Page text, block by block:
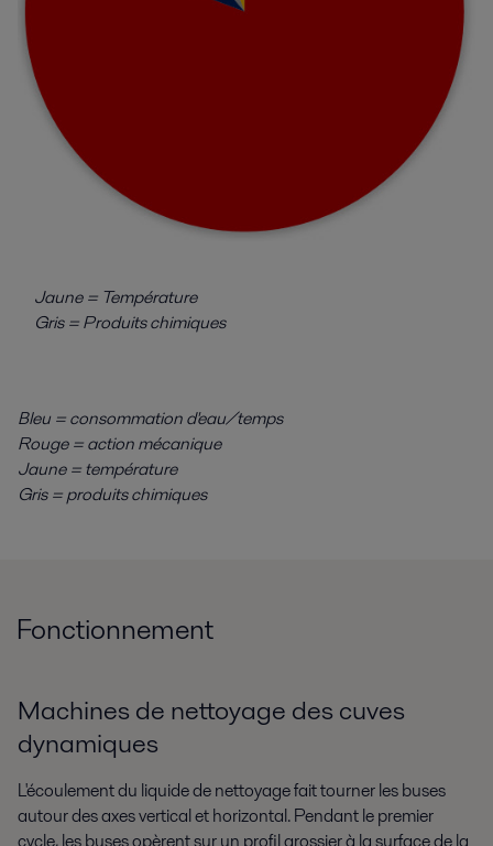
Jaune = Température
Gris = Produits chimiques
Bleu = consommation d'eau/temps
Rouge = action mécanique
Jaune = température
Gris = produits chimiques
Fonctionnement
Machines de nettoyage des cuves
dynamiques
L'écoulement du liquide de nettoyage fait tourner les buses
autour des axes vertical et horizontal. Pendant le premier